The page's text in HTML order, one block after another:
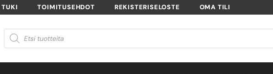
TOIMITUSEHDOT REKISTERISELOSTE OMA TILI